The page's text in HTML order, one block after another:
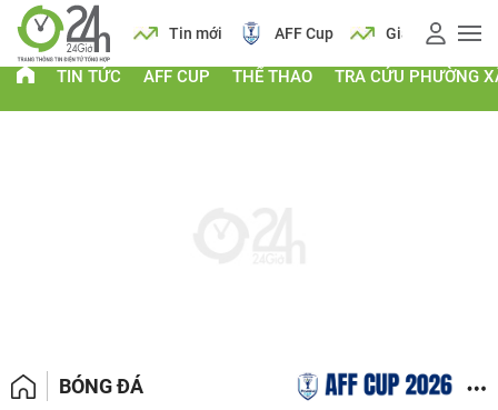
Lịch Tin mới AFF Cup Giá vàng
TIN TỨC AFF CUP THỂ THAO TRA CỨU PHƯỜNG
BÓNG ĐÁ